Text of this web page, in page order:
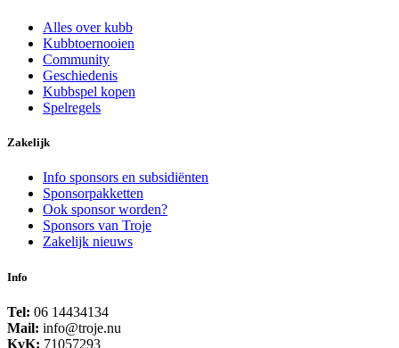
Alles over kubb
Kubbtoernooien
Community
Geschiedenis
Kubbspel kopen
Spelregels
Zakelijk
Info sponsors en subsidiënten
Sponsorpakketten
Ook sponsor worden?
Sponsors van Troje
Zakelijk nieuws
Info
Tel: 06 14434134
Mail: info@troje.nu
KvK: 71057293